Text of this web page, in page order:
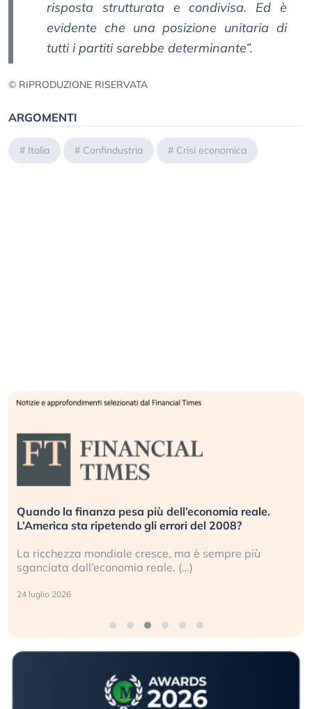
risposta strutturata e condivisa. Ed è
evidente che una posizione unitaria di
tutti i partiti sarebbe determinante”.
© RIPRODUZIONE RISERVATA
ARGOMENTI
# Italia # Confindustria # Crisi economica
Quando la finanza pesa più dell’economia reale.
L’America sta ripetendo gli errori del 2008?
La ricchezza mondiale cresce, ma è sempre più
sganciata dall’economia reale. (…)
24 luglio 2026